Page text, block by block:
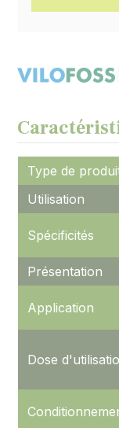
Type de
Utilisation
Spécificités
Présentation
Application
Dose